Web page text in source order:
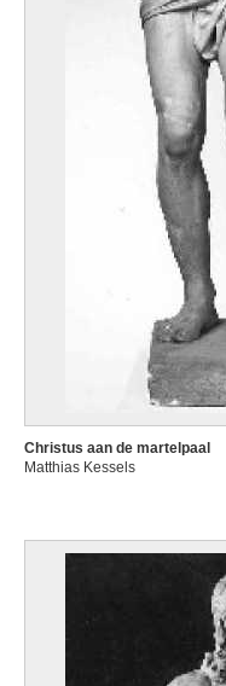
Christus aan de martelpaal
Matthias Kessels